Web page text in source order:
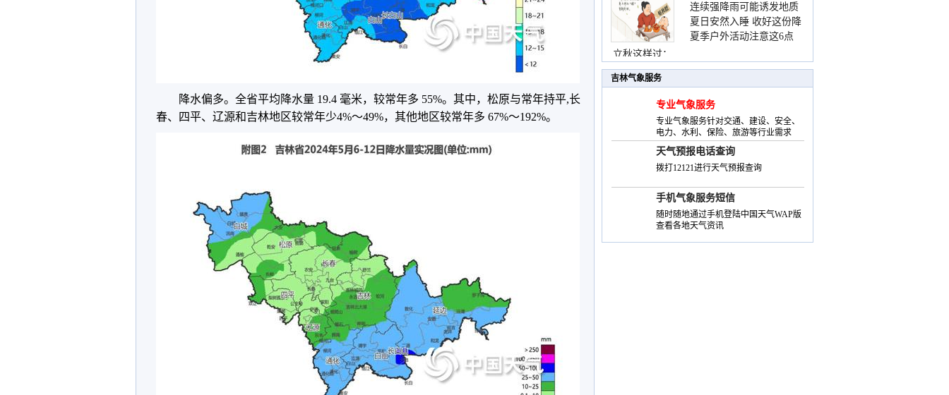
降水偏多。全省平均降水量 19.4 毫米，较常年多 55%。其中，松原与常年持平,长
春、四平、辽源和吉林地区较常年少4%～49%，其他地区较常年多 67%～192%。
立秋这样过：
险提示请收好
连续强降雨可能诱发地质
灾害 这些前兆要知道
夏日安然入睡 收好这份降
温小贴士
夏季户外活动注意这6点
吉林气象服务
专业气象服务
专业气象服务针对交通、建设、安全、
电力、水利、保险、旅游等行业需求
天气预报电话查询
拨打12121进行天气预报查询
手机气象服务短信
随时随地通过手机登陆中国天气WAP版
查看各地天气资讯